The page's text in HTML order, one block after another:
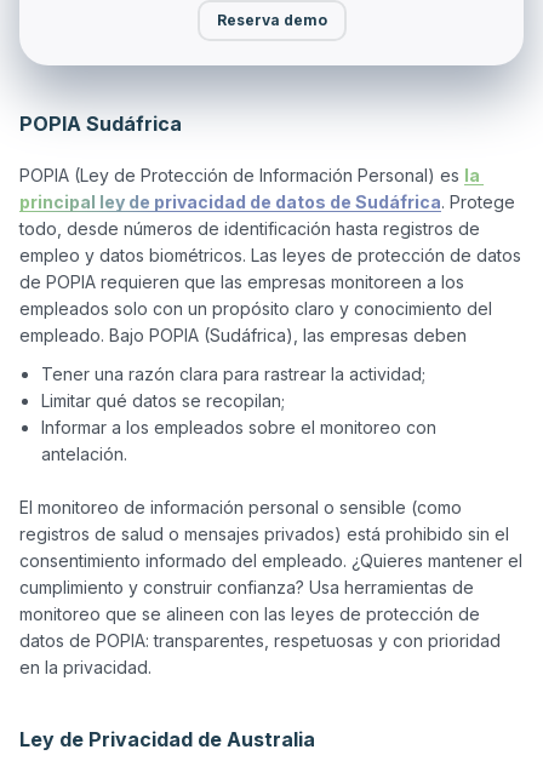
Reserva demo
POPIA Sudáfrica
POPIA (Ley de Protección de Información Personal) es la
principal ley de privacidad de datos de Sudáfrica. Protege
todo, desde números de identificación hasta registros de
empleo y datos biométricos. Las leyes de protección de datos
de POPIA requieren que las empresas monitoreen a los
empleados solo con un propósito claro y conocimiento del
Tener una razón clara para rastrear la actividad;
Limitar qué datos se recopilan;
Informar a los empleados sobre el monitoreo con
antelación.
El monitoreo de información personal o sensible (como
registros de salud o mensajes privados) está prohibido sin el
consentimiento informado del empleado. ¿Quieres mantener el
cumplimiento y construir confianza? Usa herramientas de
monitoreo que se alineen con las leyes de protección de
datos de POPIA: transparentes, respetuosas y con prioridad
en la privacidad.
Ley de Privacidad de Australia